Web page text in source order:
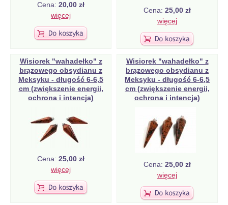
Cena: 20,00 zł
więcej
Cena: 25,00 zł
więcej
Wisiorek "wahadełko" z
brązowego obsydianu z
Meksyku - długość 6-6,5
cm (zwiększenie energii,
ochrona i intencja)
Cena: 25,00 zł
więcej
Wisiorek "wahadełko" z
brązowego obsydianu z
Meksyku - długość 6-6,5
cm (zwiększenie energii,
ochrona i intencja)
Cena: 25,00 zł
więcej